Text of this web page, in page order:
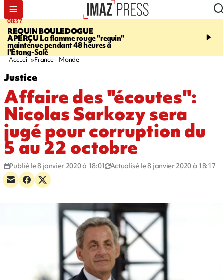
08:37
REQUIN BOULEDOGUE
APERÇU La flamme rouge "requin"
maintenue pendant 48 heures à
l'Étang-Salé
11:31
poutres en aluminium
Accueil France - Monde
Justice
Affaire des "écoutes":
Nicolas Sarkozy sera
jugé pour corruption du
5 au 22 octobre
Publié le 8 janvier 2020 à 18:01 Actualisé le 8 janvier 2020 à 18:17